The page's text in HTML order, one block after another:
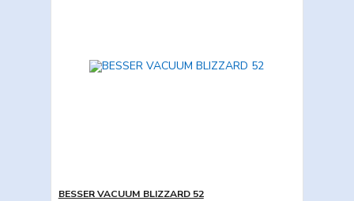
BESSER VACUUM BLIZZARD 52